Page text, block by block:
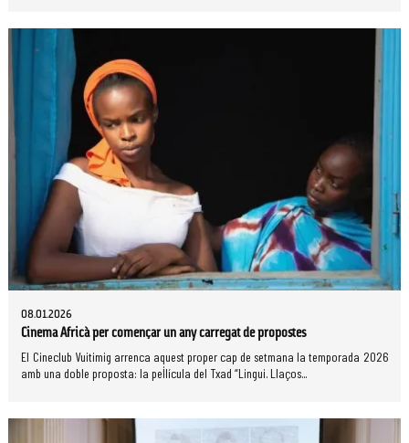
08.01.2026
Cinema Africà per començar un any carregat de propostes
El Cineclub Vuitimig arrenca aquest proper cap de setmana la temporada 2026
amb una doble proposta: la pel·lícula del Txad “Lingui. Llaços...